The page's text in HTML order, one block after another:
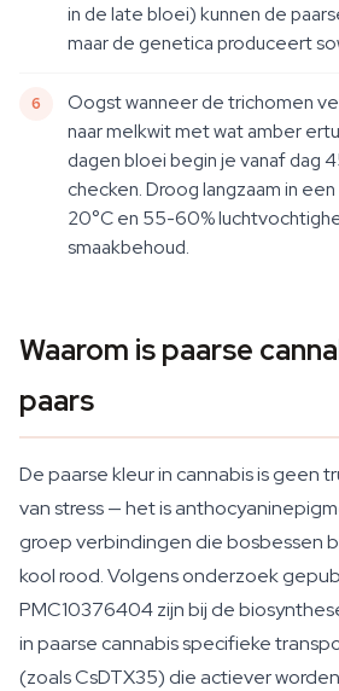
in de late bloei) kunnen de
maar de genetica produceert
Oogst wanneer de trichomen
naar melkwit met wat amber
dagen bloei begin je vanaf dag
checken. Droog langzaam in
20°C en 55-60%
smaakbehoud.
Waarom is paarse
paars
De paarse kleur in cannabis is geen
van stress — het is
groep verbindingen die bosbessen
kool rood. Volgens onderzoek
PMC10376404 zijn bij de
in paarse cannabis specifieke
(zoals CsDTX35) die actiever